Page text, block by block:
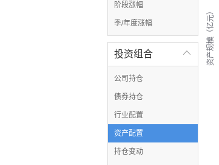
阶段涨幅
季/年度涨幅

投资组合
公司持仓
债券持仓
行业配置
资产配置
持仓变动
资产规模（亿元）